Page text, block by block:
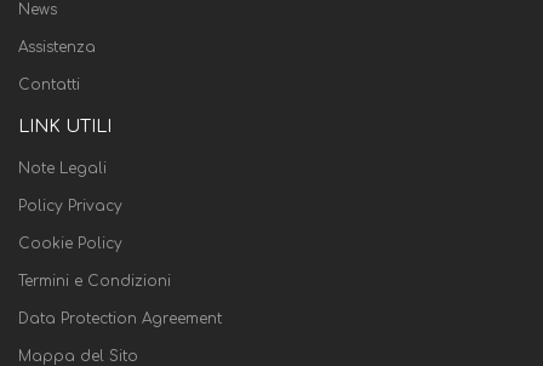
News
Assistenza
Contatti
LINK UTILI
Note Legali
Policy Privacy
Cookie Policy
Termini e Condizioni
Data Protection Agreement
Mappa del Sito